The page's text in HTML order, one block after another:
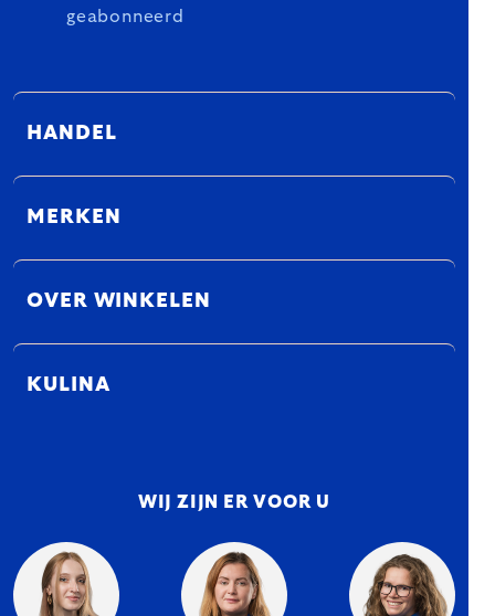
geabonneerd
HANDEL
MERKEN
OVER WINKELEN
KULINA
WIJ ZIJN ER VOOR U